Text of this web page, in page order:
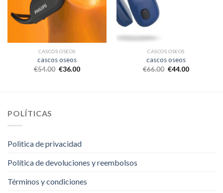
CASCOS OSEOS
cascos oseos
€54.00 €36.00
CASCOS OSEOS
cascos oseos
€66.00 €44.00
POLÍTICAS
Politica de privacidad
Política de devoluciones y reembolsos
Términos y condiciones